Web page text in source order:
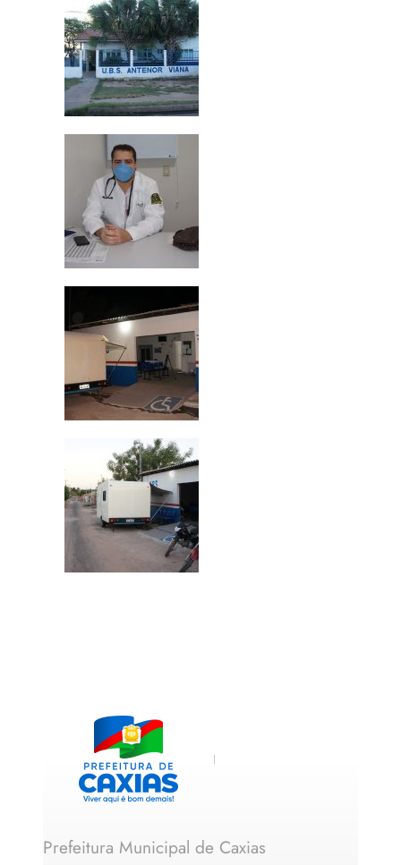
Prefeitura Municipal de Caxias